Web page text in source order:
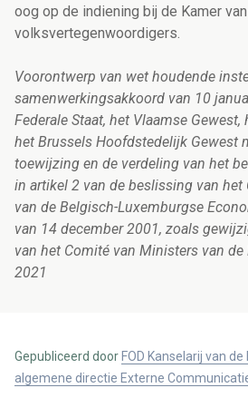
oog op de indiening bij de Kamer van
volksvertegenwoordigers.
Voorontwerp van wet houdende
samenwerkingsakkoord van 10
Federale Staat, het Vlaamse Gewest,
het Brussels Hoofdstedelijk Gewest
toewijzing en de verdeling van het
in artikel 2 van de beslissing van
van de Belgisch-Luxemburgse
van 14 december 2001, zoals
van het Comité van Ministers van
2021
Gepubliceerd door FOD Kanselarij van
algemene directie Externe